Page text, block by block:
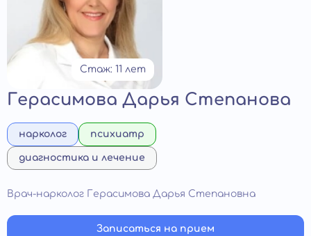
Стаж: 11 лет
Герасимова Дарья Степанова
нарколог психиатр
диагностика и лечение
Врач-нарколог Герасимова Дарья Степановна
Записаться на прием